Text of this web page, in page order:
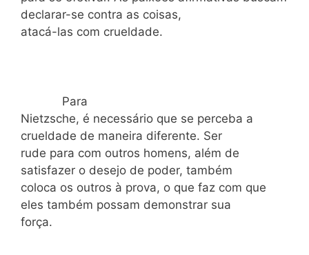
declarar-se contra as coisas,
atacá-las com crueldade.
Para
Nietzsche, é necessário que se perceba a
crueldade de maneira diferente. Ser
rude para com outros homens, além de
satisfazer o desejo de poder, também
coloca os outros à prova, o que faz com que
eles também possam demonstrar sua
força.